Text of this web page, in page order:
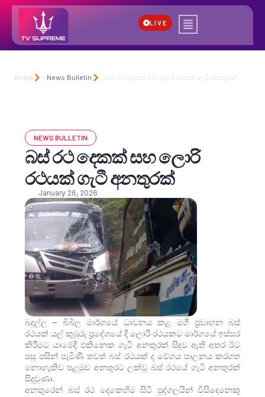
LIVE
Home News Bulletin බස් රථ දෙකක් සහ ලොරි රථයක් ගැටී අනතුරක්
NEWS BULLETIN
බස් රථ දෙකක් සහ ලොරි
රථයක් ගැටී අනතුරක්
January 26, 2026
බදුල්ල – බිබිල මාර්ගයේ ධාවනය කළ මගී ප්‍රවාහන බස්
රථයක් යල් කුඹුරු ප්‍රදේශයේ දී ලොරි රථයකට මාර්ගයේ ඉස්සර
කිරීමට යාමේදී එකිනෙක ගැටී අනතුරක් සිදුව ඇති අතර ඊට
පසු පසින් පැමිණි තවත් බස් රථයක් ද වේගය පාලනය කරගත
නොහැකිව පළමුව අනතුරට ලක්වූ බස් රථයේ ගැටී අනතුරක්
සිදුවුණා.
අනතුරෙන් බස් රථ දෙකෙහිම සිටි පුද්ගලයින් විසිදෙනෙකු